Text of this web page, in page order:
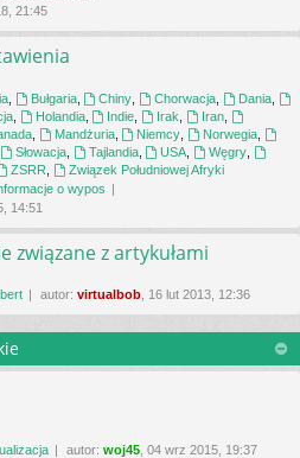
21:45
, Bułgaria, Chiny Chorwacja Dania
, Holandia, Indie Irak Iran
, Mandżuria, Niemcy Norwegia
Słowacja, Tajlandia, USA Węgry
ZSRR
Związek Południowej Afryki
o wypos
14:51
związane z artykułami
autor: virtualbob , 16 lut 2013, 12:36
autor: woj45 , 04 wrz 2015, 19:37